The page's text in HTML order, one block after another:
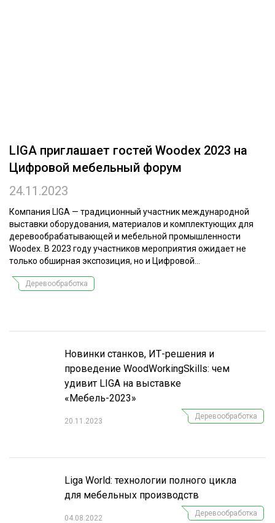
ПРОИЗВОДСТВО ДРЕВЕСНЫХ ПЛИТ
ЦБП
КОМПЛЕКСНАЯ ПЕРЕРАБОТКА
ЛЕСОПИЛЕНИЕ
ДЕРЕВЯННОЕ ДОМОСТРОЕНИЕ
LIGA приглашает гостей Woodex 2023 на
Цифровой мебельный форум
24.11.2023
Компания LIGA — традиционный участник международной
выставки оборудования, материалов и комплектующих для
деревообрабатывающей и мебельной промышленности
Woodex. В 2023 году участников мероприятия ожидает не
только обширная экспозиция, но и Цифровой...
Деревообработка
Новинки станков, ИТ-решения и
проведение WoodWorkingSkills: чем
удивит LIGA на выставке
«Мебель-2023»
20.11.2023
Деревообработка
Liga World: технологии полного цикла
для мебельных производств
04.08.2022
Деревообработка